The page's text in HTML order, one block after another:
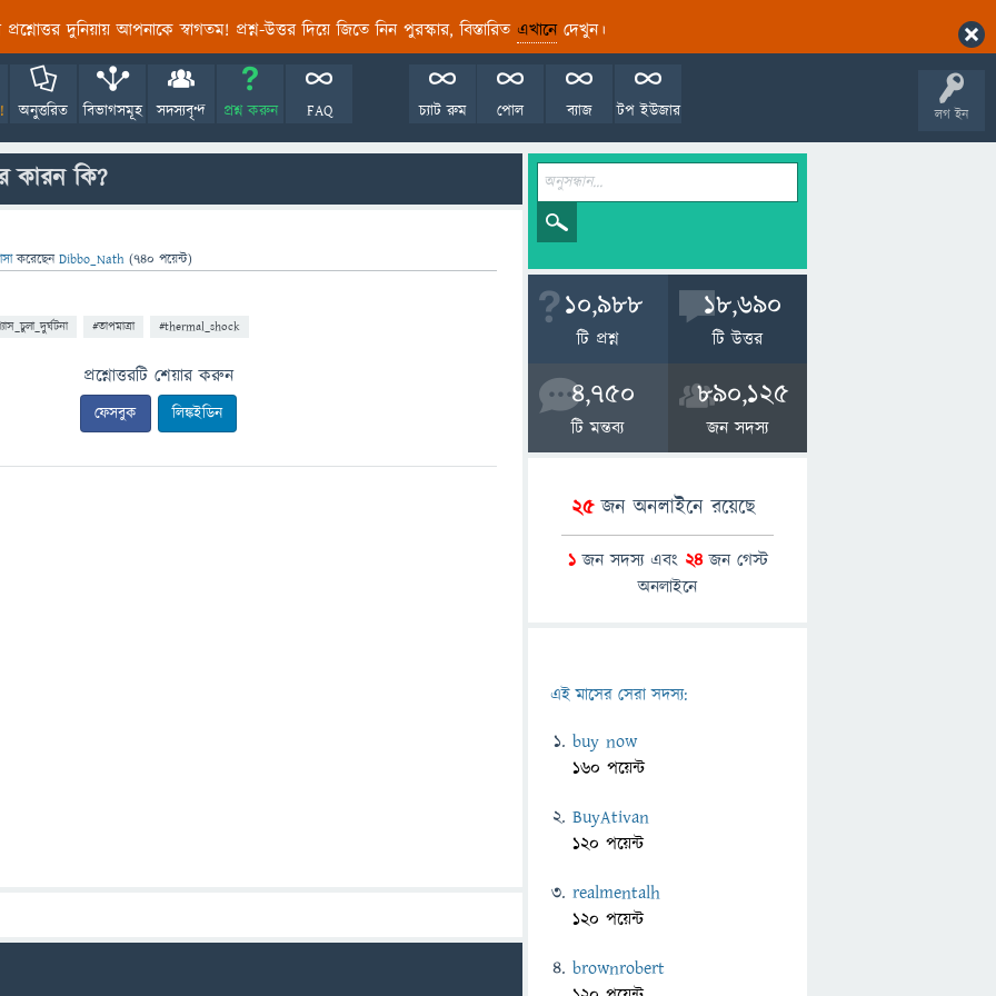
প্রশ্নোত্তর দুনিয়ায় আপনাকে স্বাগতম! প্রশ্ন-উত্তর দিয়ে জিতে নিন পুরস্কার, বিস্তারিত এখানেদেখুন।
লগ ইন
অনুত্তরিত বিভাগসমূহ সদস্যবৃন্দ প্রশ্ন করুন FAQ টপ ইউজার
ব্যাজ
পোল
চ্যাট রুম
কারন কি?
করেছেনDibbo_Nath (740 পয়েন্ট)
#তাপমাত্রা #thermal_shock
প্রশ্নোত্তরটি শেয়ার করুন
ফেসবুক লিঙ্কইডিন
10,988
টি প্রশ্ন
18,690
টি উত্তর
4,750
টি মন্তব্য
890,125
জন সদস্য
25জন অনলাইনে রয়েছে
1জন সদস্য এবং 24জন গেস্ট
অনলাইনে
এই মাসের সেরা সদস্য:
buy now
160 পয়েন্ট
BuyAtivan
120 পয়েন্ট
realmentalh
120 পয়েন্ট
brownrobert